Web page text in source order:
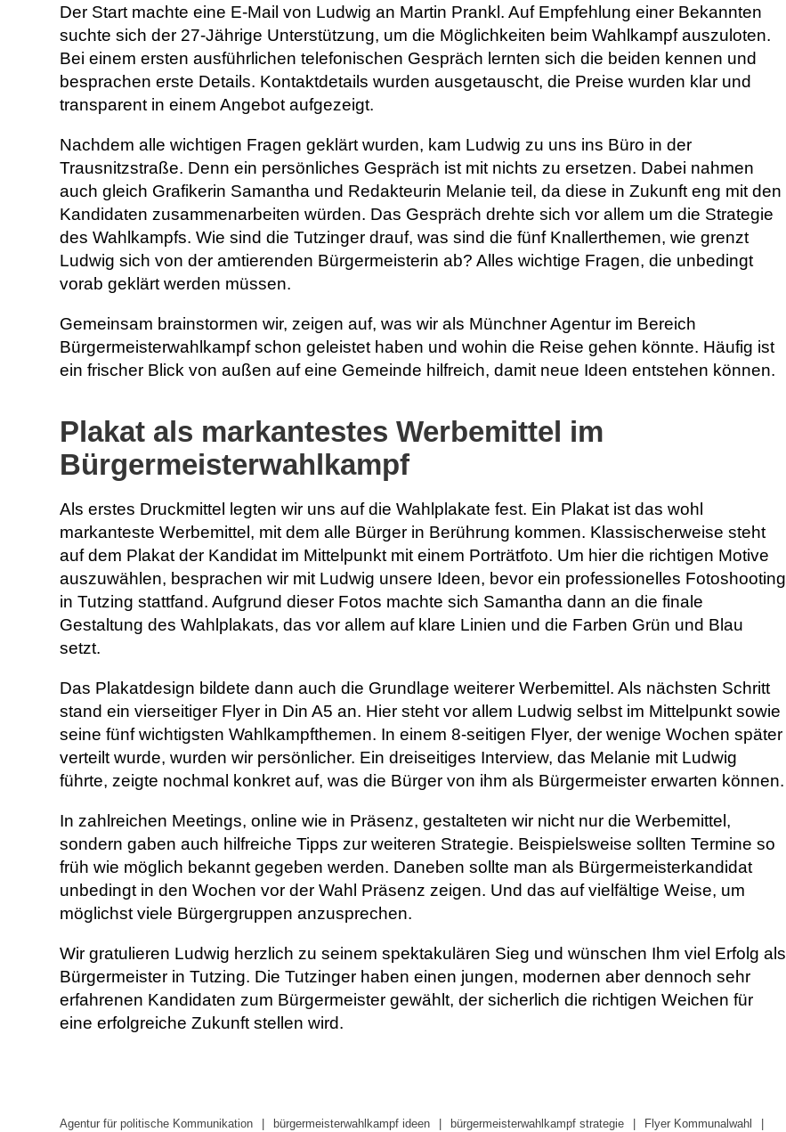
Der Start machte eine E-Mail von Ludwig an Martin Prankl. Auf Empfehlung einer Bekannten
suchte sich der 27-Jährige Unterstützung, um die Möglichkeiten beim Wahlkampf auszuloten.
Bei einem ersten ausführlichen telefonischen Gespräch lernten sich die beiden kennen und
besprachen erste Details. Kontaktdetails wurden ausgetauscht, die Preise wurden klar und
transparent in einem Angebot aufgezeigt.
Nachdem alle wichtigen Fragen geklärt wurden, kam Ludwig zu uns ins Büro in der
Trausnitzstraße. Denn ein persönliches Gespräch ist mit nichts zu ersetzen. Dabei nahmen
auch gleich Grafikerin Samantha und Redakteurin Melanie teil, da diese in Zukunft eng mit den
Kandidaten zusammenarbeiten würden. Das Gespräch drehte sich vor allem um die Strategie
des Wahlkampfs. Wie sind die Tutzinger drauf, was sind die fünf Knallerthemen, wie grenzt
Ludwig sich von der amtierenden Bürgermeisterin ab? Alles wichtige Fragen, die unbedingt
vorab geklärt werden müssen.
Gemeinsam brainstormen wir, zeigen auf, was wir als Münchner Agentur im Bereich
Bürgermeisterwahlkampf schon geleistet haben und wohin die Reise gehen könnte. Häufig ist
ein frischer Blick von außen auf eine Gemeinde hilfreich, damit neue Ideen entstehen können.
Plakat als markantestes Werbemittel im
Bürgermeisterwahlkampf
Als erstes Druckmittel legten wir uns auf die Wahlplakate fest. Ein Plakat ist das wohl
markanteste Werbemittel, mit dem alle Bürger in Berührung kommen. Klassischerweise steht
auf dem Plakat der Kandidat im Mittelpunkt mit einem Porträtfoto. Um hier die richtigen Motive
auszuwählen, besprachen wir mit Ludwig unsere Ideen, bevor ein professionelles Fotoshooting
in Tutzing stattfand. Aufgrund dieser Fotos machte sich Samantha dann an die finale
Gestaltung des Wahlplakats, das vor allem auf klare Linien und die Farben Grün und Blau
setzt.
Das Plakatdesign bildete dann auch die Grundlage weiterer Werbemittel. Als nächsten Schritt
stand ein vierseitiger Flyer in Din A5 an. Hier steht vor allem Ludwig selbst im Mittelpunkt sowie
seine fünf wichtigsten Wahlkampfthemen. In einem 8-seitigen Flyer, der wenige Wochen später
verteilt wurde, wurden wir persönlicher. Ein dreiseitiges Interview, das Melanie mit Ludwig
führte, zeigte nochmal konkret auf, was die Bürger von ihm als Bürgermeister erwarten können.
In zahlreichen Meetings, online wie in Präsenz, gestalteten wir nicht nur die Werbemittel,
sondern gaben auch hilfreiche Tipps zur weiteren Strategie. Beispielsweise sollten Termine so
früh wie möglich bekannt gegeben werden. Daneben sollte man als Bürgermeisterkandidat
unbedingt in den Wochen vor der Wahl Präsenz zeigen. Und das auf vielfältige Weise, um
möglichst viele Bürgergruppen anzusprechen.
Wir gratulieren Ludwig herzlich zu seinem spektakulären Sieg und wünschen Ihm viel Erfolg als
Bürgermeister in Tutzing. Die Tutzinger haben einen jungen, modernen aber dennoch sehr
erfahrenen Kandidaten zum Bürgermeister gewählt, der sicherlich die richtigen Weichen für
eine erfolgreiche Zukunft stellen wird.
Agentur für politische Kommunikation bürgermeisterwahlkampf ideen bürgermeisterwahlkampf strategie
Flyer Kommunalwahl